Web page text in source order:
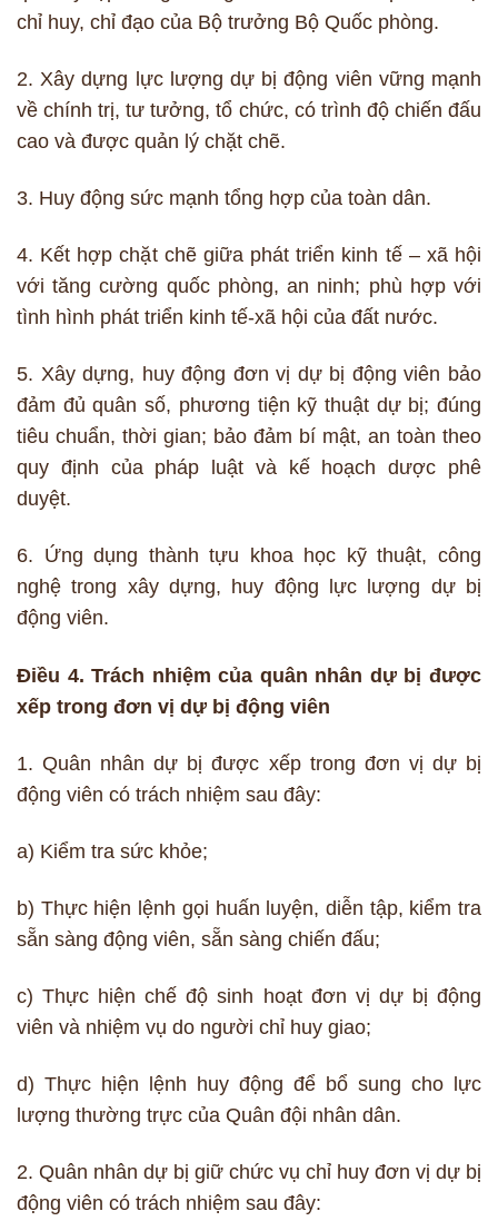
chỉ huy, chỉ đạo của Bộ trưởng Bộ Quốc phòng.
2. Xây dựng lực lượng dự bị động viên vững mạnh
về chính trị, tư tưởng, tổ chức, có trình độ chiến đấu
cao và được quản lý chặt chẽ.
3. Huy động sức mạnh tổng hợp của toàn dân.
4. Kết hợp chặt chẽ giữa phát triển kinh tế – xã hội
với tăng cường quốc phòng, an ninh; phù hợp với
tình hình phát triển kinh tế-xã hội của đất nước.
5. Xây dựng, huy động đơn vị dự bị động viên bảo
đảm đủ quân số, phương tiện kỹ thuật dự bị; đúng
tiêu chuẩn, thời gian; bảo đảm bí mật, an toàn theo
quy định của pháp luật và kế hoạch dược phê
duyệt.
6. Ứng dụng thành tựu khoa học kỹ thuật, công
nghệ trong xây dựng, huy động lực lượng dự bị
động viên.
Điều 4. Trách nhiệm của quân nhân dự bị được
xếp trong đơn vị dự bị động viên
1. Quân nhân dự bị được xếp trong đơn vị dự bị
động viên có trách nhiệm sau đây:
a) Kiểm tra sức khỏe;
b) Thực hiện lệnh gọi huấn luyện, diễn tập, kiểm tra
sẵn sàng động viên, sẵn sàng chiến đấu;
c) Thực hiện chế độ sinh hoạt đơn vị dự bị động
viên và nhiệm vụ do người chỉ huy giao;
d) Thực hiện lệnh huy động để bổ sung cho lực
lượng thường trực của Quân đội nhân dân.
2. Quân nhân dự bị giữ chức vụ chỉ huy đơn vị dự bị
động viên có trách nhiệm sau đây: